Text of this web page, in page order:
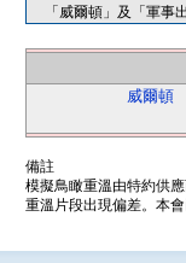
「威爾頓」及「軍事
威爾頓
備註
模擬鳥瞰重溫由特約供
重溫片段出現偏差。本